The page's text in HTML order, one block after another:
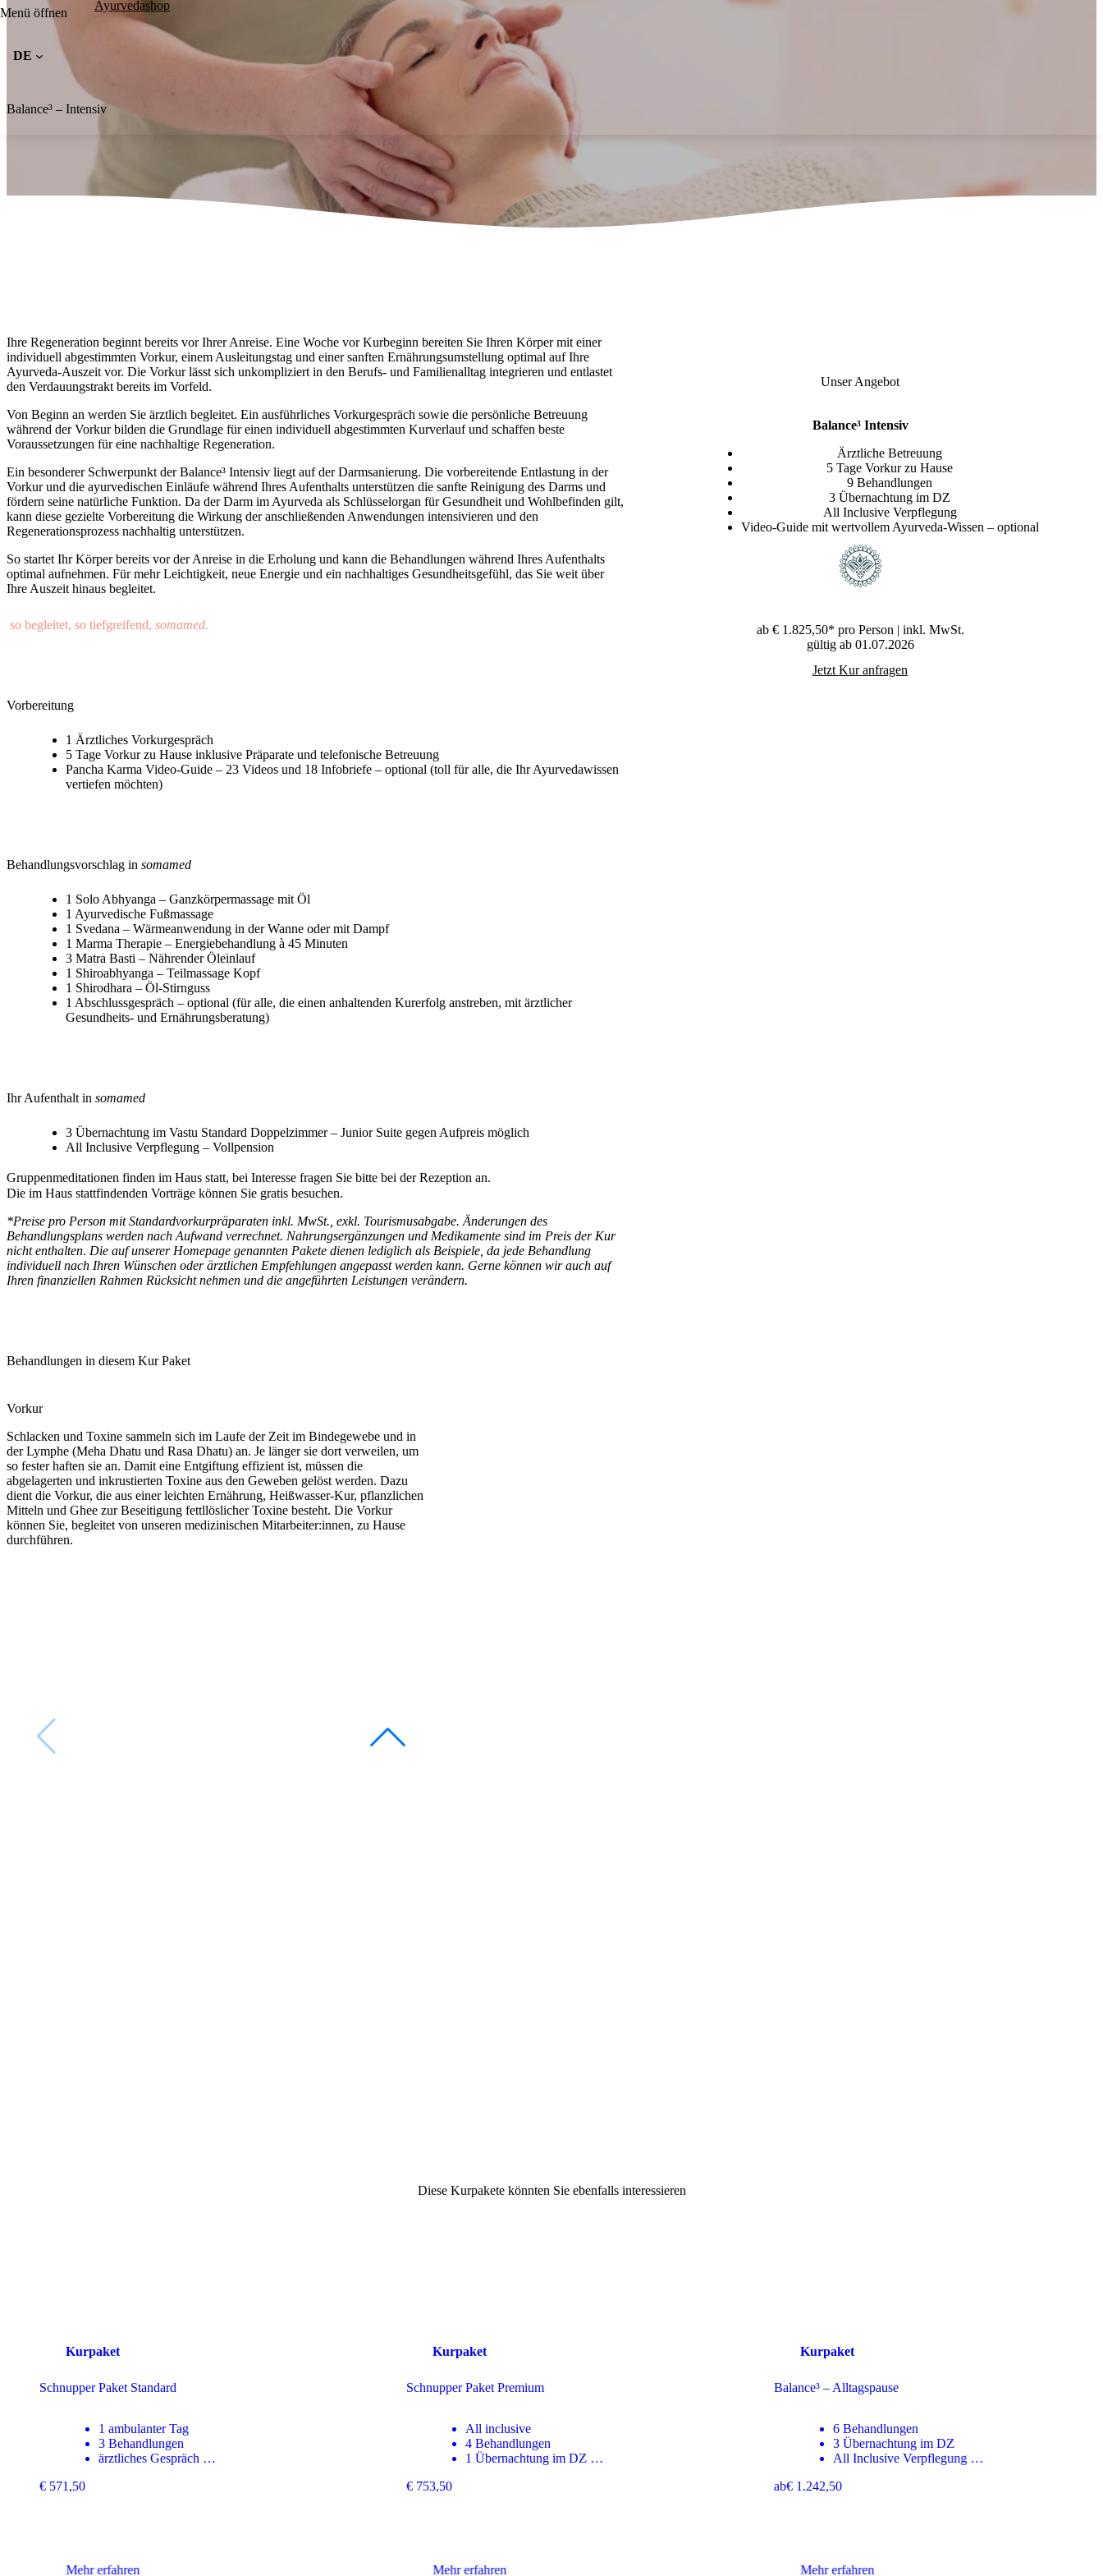
Menü öffnenKontakt / Anfahrt
Praxis Termin
Kontakt / Anfahrt
Kur buchen
Essensreservierung
Kontakt / Anfahrt
Allgemeine Anfrage
DE
Ayurvedashop
Balance³ – Intensiv
Ihre Regeneration beginnt bereits vor Ihrer Anreise. Eine Woche vor Kurbeginn bereiten Sie Ihren Körper mit einer
individuell abgestimmten Vorkur, einem Ausleitungstag und einer sanften Ernährungsumstellung optimal auf Ihre
Ayurveda-Auszeit vor. Die Vorkur lässt sich unkompliziert in den Berufs- und Familienalltag integrieren und entlastet
den Verdauungstrakt bereits im Vorfeld.
Von Beginn an werden Sie ärztlich begleitet. Ein ausführliches Vorkurgespräch sowie die persönliche Betreuung
während der Vorkur bilden die Grundlage für einen individuell abgestimmten Kurverlauf und schaffen beste
Voraussetzungen für eine nachhaltige Regeneration.
Ein besonderer Schwerpunkt derBalance³ Intensiv liegt auf der Darmsanierung. Die vorbereitende Entlastung in der
Vorkur und die ayurvedischen Einläufe während Ihres Aufenthalts unterstützen die sanfte Reinigung des Darms und
fördern seine natürliche Funktion. Da der Darm im Ayurveda als Schlüsselorgan für Gesundheit und Wohlbefinden gilt,
kann diese gezielte Vorbereitung die Wirkung der anschließenden Anwendungen intensivieren und den
Regenerationsprozess nachhaltig unterstützen.
So startet Ihr Körper bereits vor der Anreise in die Erholung und kann die Behandlungen während Ihres Aufenthalts
optimal aufnehmen. Für mehr Leichtigkeit, neue Energie und ein nachhaltiges Gesundheitsgefühl, das Sie weit über
Ihre Auszeit hinaus begleitet.
so begleitet, so tiefgreifend, somamed.
Vorbereitung
1 Ärztliches Vorkurgespräch
5 Tage Vorkur zu Hause inklusive Präparate und telefonische Betreuung
Pancha Karma Video-Guide – 23 Videos und 18 Infobriefe – optional (toll für alle, die Ihr Ayurvedawissen
vertiefen möchten)
Behandlungsvorschlag in somamed
1 Solo Abhyanga – Ganzkörpermassage mit Öl
1 Ayurvedische Fußmassage
1 Svedana – Wärmeanwendung in der Wanne oder mit Dampf
1 Marma Therapie – Energiebehandlung à 45 Minuten
3 Matra Basti – Nährender Öleinlauf
1 Shiroabhyanga – Teilmassage Kopf
1 Shirodhara – Öl-Stirnguss
1 Abschlussgespräch – optional (für alle, die einen anhaltenden Kurerfolg anstreben, mit ärztlicher
Gesundheits- und Ernährungsberatung)
Ihr Aufenthalt in somamed
3 Übernachtung im Vastu Standard Doppelzimmer – Junior Suite gegen Aufpreis möglich
All Inclusive Verpflegung – Vollpension
Gruppenmeditationen finden im Haus statt, bei Interesse fragen Sie bitte bei der Rezeption an.
Die im Haus stattfindenden Vorträge können Sie gratis besuchen.
*Preise pro Person mit Standardvorkurpräparaten inkl. MwSt., exkl. Tourismusabgabe. Änderungen des
Behandlungsplans werden nach Aufwand verrechnet. Nahrungsergänzungen und Medikamente sind im Preis der Kur
nicht enthalten. Die auf unserer Homepage genannten Pakete dienen lediglich als Beispiele, da jede Behandlung
individuell nach Ihren Wünschen oder ärztlichen Empfehlungen angepasst werden kann. Gerne können wir auch auf
Ihren finanziellen Rahmen Rücksicht nehmen und die angeführten Leistungen verändern.
Behandlungen in diesem Kur Paket
Vorkur
Schlacken und Toxine sammeln sich im Laufe der Zeit im Bindegewebe und in
der Lymphe (Meha Dhatu und Rasa Dhatu) an. Je länger sie dort verweilen, um
so fester haften sie an. Damit eine Entgiftung effizient ist, müssen die
abgelagerten und inkrustierten Toxine aus den Geweben gelöst werden. Dazu
dient die Vorkur, die aus einer leichten Ernährung, Heißwasser-Kur, pflanzlichen
Mitteln und Ghee zur Beseitigung fettllöslicher Toxine besteht. Die Vorkur
können Sie, begleitet von unseren medizinischen Mitarbeiter:innen, zu Hause
durchführen.
Unser Angebot
Balance³ Intensiv
Ärztliche Betreuung
5 Tage Vorkur zu Hause
9 Behandlungen
3 Übernachtung im DZ
All Inclusive Verpflegung
Video-Guide mit wertvollem Ayurveda-Wissen – optional
ab € 1.825,50* pro Person | inkl. MwSt.
gültig ab 01.07.2026
Jetzt Kur anfragen
Diese Kurpakete könnten Sie ebenfalls interessieren
Kurpaket
Schnupper Paket Premium
All inclusive
4 Behandlungen
1 Übernachtung im DZ …
€ 753,50
Mehr erfahren
Kurpaket
Balance³ – Alltagspause
6 Behandlungen
3 Übernachtung im DZ
All Inclusive Verpflegung …
ab€ 1.242,50
Mehr erfahren
Kurpaket
Ayurveda & Golf
vormittags: Nutzung Golfplatz Maria
Theresia (30 % Rabatt** auf die jeweils
gültige Greenfee)
Mehr erfahren